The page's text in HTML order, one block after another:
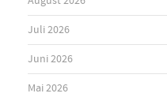
Juli 2026
Juni 2026
Mai 2026